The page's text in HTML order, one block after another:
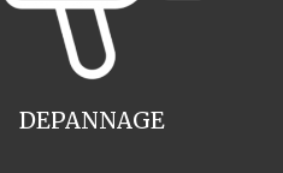
DEPANNAGE